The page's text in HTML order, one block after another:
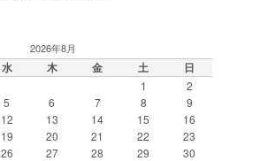
2026年8月
水 木 金 土 日
1
2
5 6 7 8
9
12 13 14 15
16
19 20 21 22
23
26 27 28 29
30